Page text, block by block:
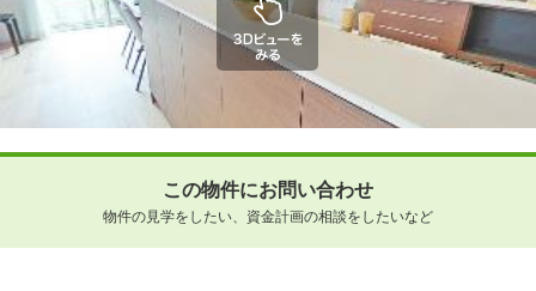
この物件にお問い合わせ
物件の見学をしたい、資金計画の相談をしたいなど